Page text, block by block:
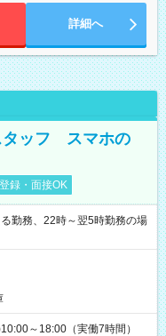
詳細へ
タッフ スマホの
録・面接OK
勤務、22時～翌5時勤務の場
～18:00（実働7時間）